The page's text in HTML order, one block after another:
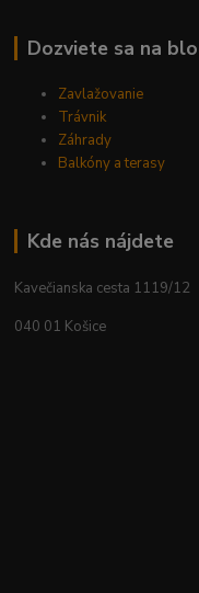
Dozviete sa na
Zavlažovanie
Trávnik
Záhrady
Balkóny a terasy
Kde nás nájdete
Kavečianska cesta 1119/12
040 01 Košice